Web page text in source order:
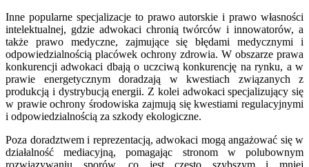
Inne popularne specjalizacje to prawo autorskie i prawo własności
intelektualnej, gdzie adwokaci chronią twórców i innowatorów, a
także prawo medyczne, zajmujące się błędami medycznymi i
odpowiedzialnością placówek ochrony zdrowia. W obszarze prawa
konkurencji adwokaci dbają o uczciwą konkurencję na rynku, a w
prawie energetycznym doradzają w kwestiach związanych z
produkcją i dystrybucją energii. Z kolei adwokaci specjalizujący się
w prawie ochrony środowiska zajmują się kwestiami regulacyjnymi
i odpowiedzialnością za szkody ekologiczne.
Poza doradztwem i reprezentacją, adwokaci mogą angażować się w
działalność mediacyjną, pomagając stronom w polubownym
rozwiązywaniu sporów, co jest często szybszym i mniej